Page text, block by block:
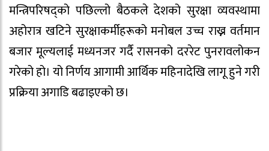
मन्त्रिपरिषद्को पछिल्लो बैठकले देशको सुरक्षा व्यवस्थामा
अहोरात्र खटिने सुरक्षाकर्मीहरूको मनोबल उच्च राख्न वर्तमान
बजार मूल्यलाई मध्यनजर गर्दै रासनको दररेट पुनरावलोकन
गरेको हो। यो निर्णय आगामी आर्थिक महिनादेखि लागू हुने गरी
प्रक्रिया अगाडि बढाइएको छ।